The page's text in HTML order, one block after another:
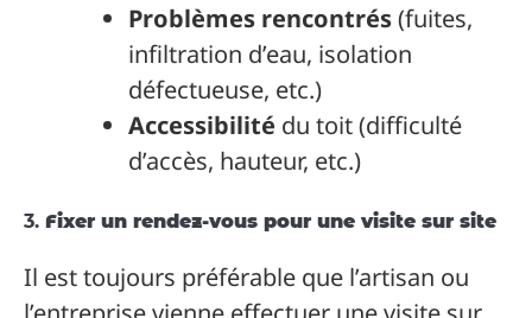
Problèmes rencontrés(fuites,
infiltration d’eau, isolation
défectueuse, etc.)
Accessibilité du toit (difficulté
d’accès, hauteur, etc.)
3. Fixer un rendez-vous pour une visite sur site
Il est toujours préférable que l’artisan ou